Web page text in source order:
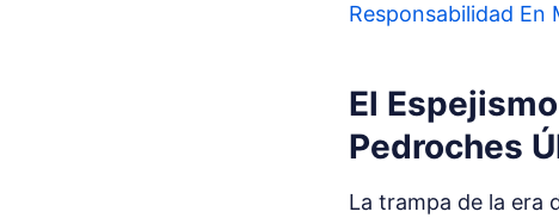
Responsabilidad En
El
Pedroches
La trampa de la era